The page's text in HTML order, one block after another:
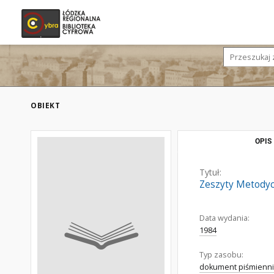
OBIEKT
OPIS
Tytuł:
Zeszyty
Data wydania:
1984
Typ zasobu:
dokument